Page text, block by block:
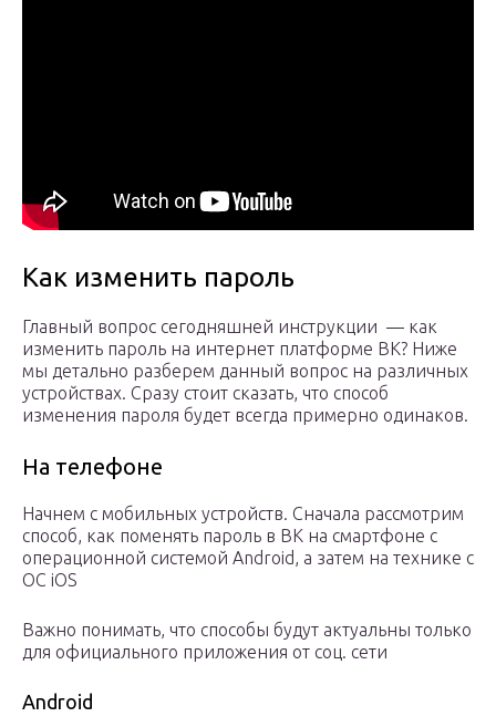
Как изменить пароль
Главный вопрос сегодняшней инструкции — как
изменить пароль на интернет платформе ВК? Ниже
мы детально разберем данный вопрос на различных
устройствах. Сразу стоит сказать, что способ
изменения пароля будет всегда примерно одинаков.
На телефоне
Начнем с мобильных устройств. Сначала рассмотрим
способ, как поменять пароль в ВК на смартфоне с
операционной системой Android, а затем на технике с
ОС iOS
Важно понимать, что способы будут актуальны только
для официального приложения от соц. сети
Android